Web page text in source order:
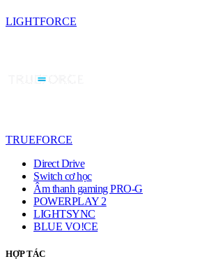
LIGHTFORCE
TRUEFORCE
Direct Drive
Switch cơ học
Âm thanh gaming PRO-G
POWERPLAY 2
LIGHTSYNC
BLUE VO!CE
HỢP TÁC